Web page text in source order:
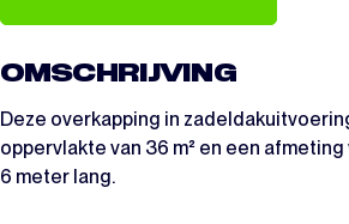
OMSCHRIJVING
Deze overkapping in
oppervlakte van 36 m² en een
6 meter lang.